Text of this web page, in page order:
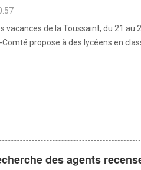
vacances de la Toussaint, du 21 au
propose à des lycéens en
des agents